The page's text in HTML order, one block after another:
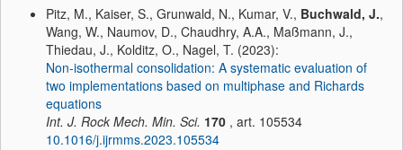
Pitz, M., Kaiser, S., Grunwald, N., Kumar, V., Buchwald, J.,
Wang, W., Naumov, D., Chaudhry, A.A., Maßmann, J.,
Thiedau, J., Kolditz, O., Nagel, T. (2023):
Non-isothermal consolidation: A systematic evaluation of
two implementations based on multiphase and Richards
equations
Int. J. Rock Mech. Min. Sci. 170 , art. 105534
10.1016/j.ijrmms.2023.105534